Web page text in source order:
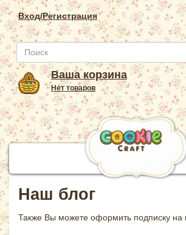
Вход/Регистрация
Ваша корзина
Нет товаров
Наш блог
Также Вы можете оформить подписку на